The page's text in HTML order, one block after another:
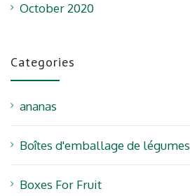
October 2020
Categories
ananas
Boîtes d'emballage de légumes
Boxes For Fruit